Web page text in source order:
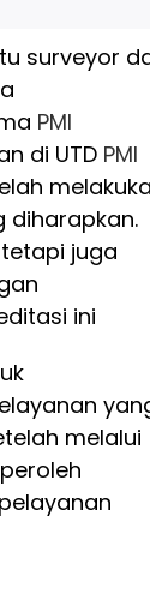
surveyor
PMI
di UTD PMI
diharapkan.
juga
ini
melalui